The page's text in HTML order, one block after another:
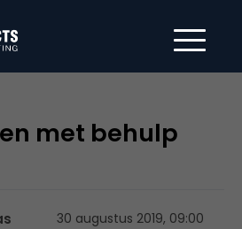
met behulp
30 augustus 2019, 09:00